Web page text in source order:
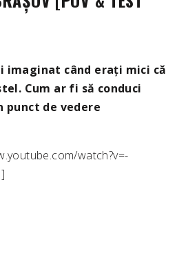
imaginat când erați mici că
Cum ar fi să conduci
punct de vedere
watch?v=-